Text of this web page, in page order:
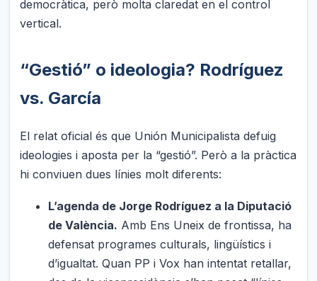
democràtica, però molta claredat en el control
vertical.
“Gestió” o ideologia? Rodríguez
vs. García
El relat oficial és que Unión Municipalista defuig
ideologies i aposta per la “gestió”. Però a la pràctica
hi conviuen dues línies molt diferents:
L’agenda de Jorge Rodríguez a la Diputació
de València. Amb Ens Uneix de frontissa, ha
defensat programes culturals, lingüístics i
d’igualtat. Quan PP i Vox han intentat retallar,